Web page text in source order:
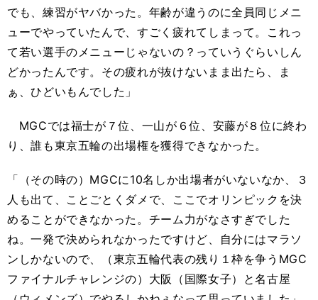
でも、練習がヤバかった。年齢が違うのに全員同じメニ
ューでやっていたんで、すごく疲れてしまって。これっ
て若い選手のメニューじゃないの？っていうぐらいしん
どかったんです。その疲れが抜けないまま出たら、ま
ぁ、ひどいもんでした」
MGCでは福士が７位、一山が６位、安藤が８位に終わ
り、誰も東京五輪の出場権を獲得できなかった。
「（その時の） MGCに10名しか出場者がいないなか、３
人も出て、ことごとくダメで、ここでオリンピックを決
めることができなかった。チーム力がなさすぎでした
ね。一発で決められなかったですけど、自分にはマラソ
ンしかないので、（東京五輪代表の残り１枠を争う MGC
ファイナルチャレンジの）大阪（国際女子）と名古屋